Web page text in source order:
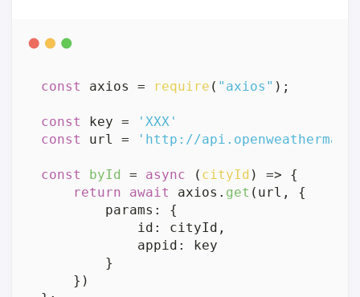
const axios = require ( "axios" );
const key =
'XXX'
const
url = 'http://
const byId = async ( cityId ) => {
return
await axios. get (url, {
params : {
id : cityId,
appid : key
        }
    })